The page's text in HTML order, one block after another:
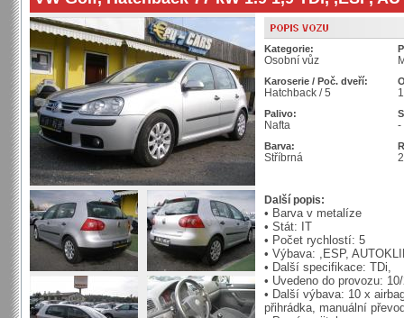
Kategorie:
Osobní vůz
Karoserie / Poč. dveří:
Hatchback / 5
Palivo:
Nafta
Barva:
Stříbrná
-
Další popis:
• Barva v metalíze
• Stát: IT
• Počet rychlostí: 5
• Výbava: ,ESP,
• Další specifikace: TDi,
• Uvedeno do provozu:
• Další výbava: 10 x
přihrádka, manuální